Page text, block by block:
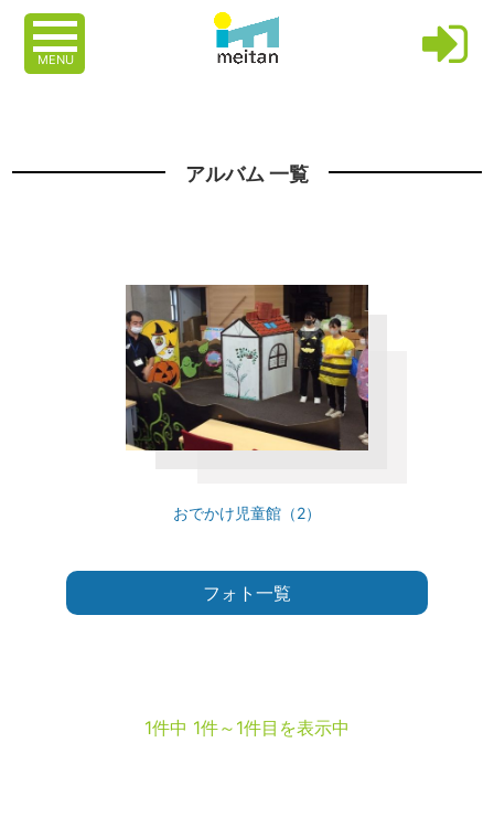
MENU
アルバム 一覧
おでかけ児童館（2）
フォト一覧
1件中 1件～1件目を表示中